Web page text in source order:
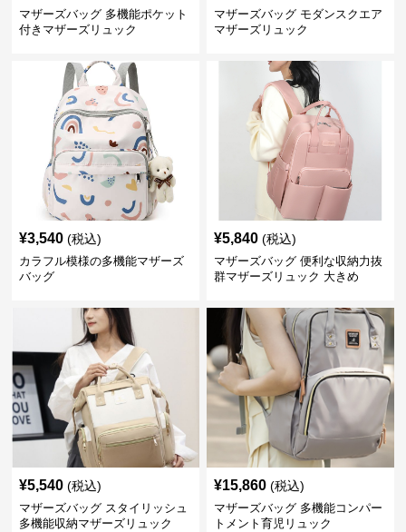
マザーズバッグ 多機能ポケット
付きマザーズリュック
マザーズバッグ モダンスクエア
マザーズリュック
¥3,540 (税込)
カラフル模様の多機能マザーズ
バッグ
¥5,840 (税込)
マザーズバッグ 便利な収納力抜
群マザーズリュック 大きめ
¥5,540 (税込)
マザーズバッグ スタイリッシュ
多機能収納マザーズリュック
¥15,860 (税込)
マザーズバッグ 多機能コンパー
トメント育児リュック